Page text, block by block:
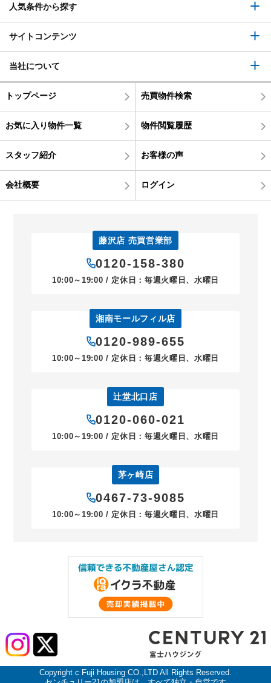
人気条件から探す
サイトコンテンツ
当社について
トップページ 売買物件検索
お気に入り物件一覧 物件閲覧履歴
スタッフ紹介 お客様の声
会社概要 ログイン
藤沢店 売買営業部
0120-158-380
10:00～19:00 / 定休日：毎週火曜日、水曜日
湘南モールフィル店
0120-989-655
10:00～19:00 / 定休日：毎週火曜日、水曜日
辻堂北口店
0120-060-021
10:00～19:00 / 定休日：毎週火曜日、水曜日
茅ヶ崎店
0467-73-9085
10:00～19:00 / 定休日：毎週火曜日、水曜日
Copyright c Fuji Housing CO.,LTD All Rights Reserved.